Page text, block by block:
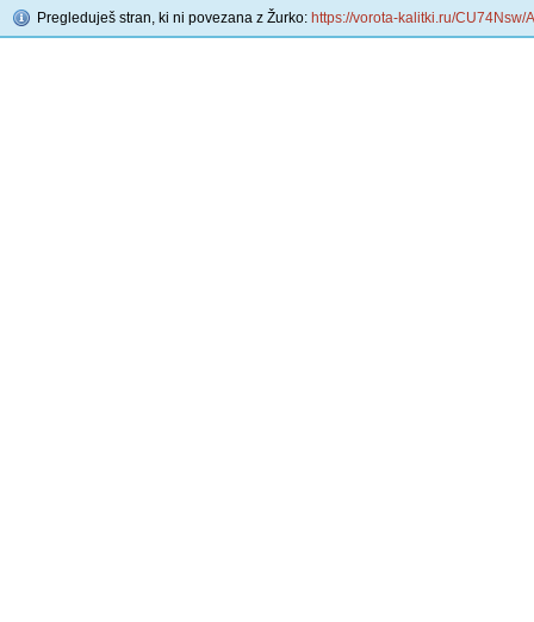
Pregleduješ stran, ki ni povezana z Žurko: https://vorota-kalitki.ru/CU74Nsw/